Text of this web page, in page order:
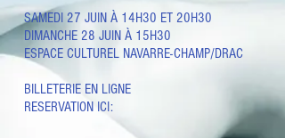
SAMEDI 27 JUIN À 14H30 ET 20H30
DIMANCHE 28 JUIN À 15H30
ESPACE CULTUREL NAVARRE-CHAMP/DRAC
BILLETERIE EN LIGNE
RESERVATION ICI: